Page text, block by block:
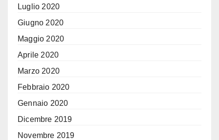
Luglio 2020
Giugno 2020
Maggio 2020
Aprile 2020
Marzo 2020
Febbraio 2020
Gennaio 2020
Dicembre 2019
Novembre 2019